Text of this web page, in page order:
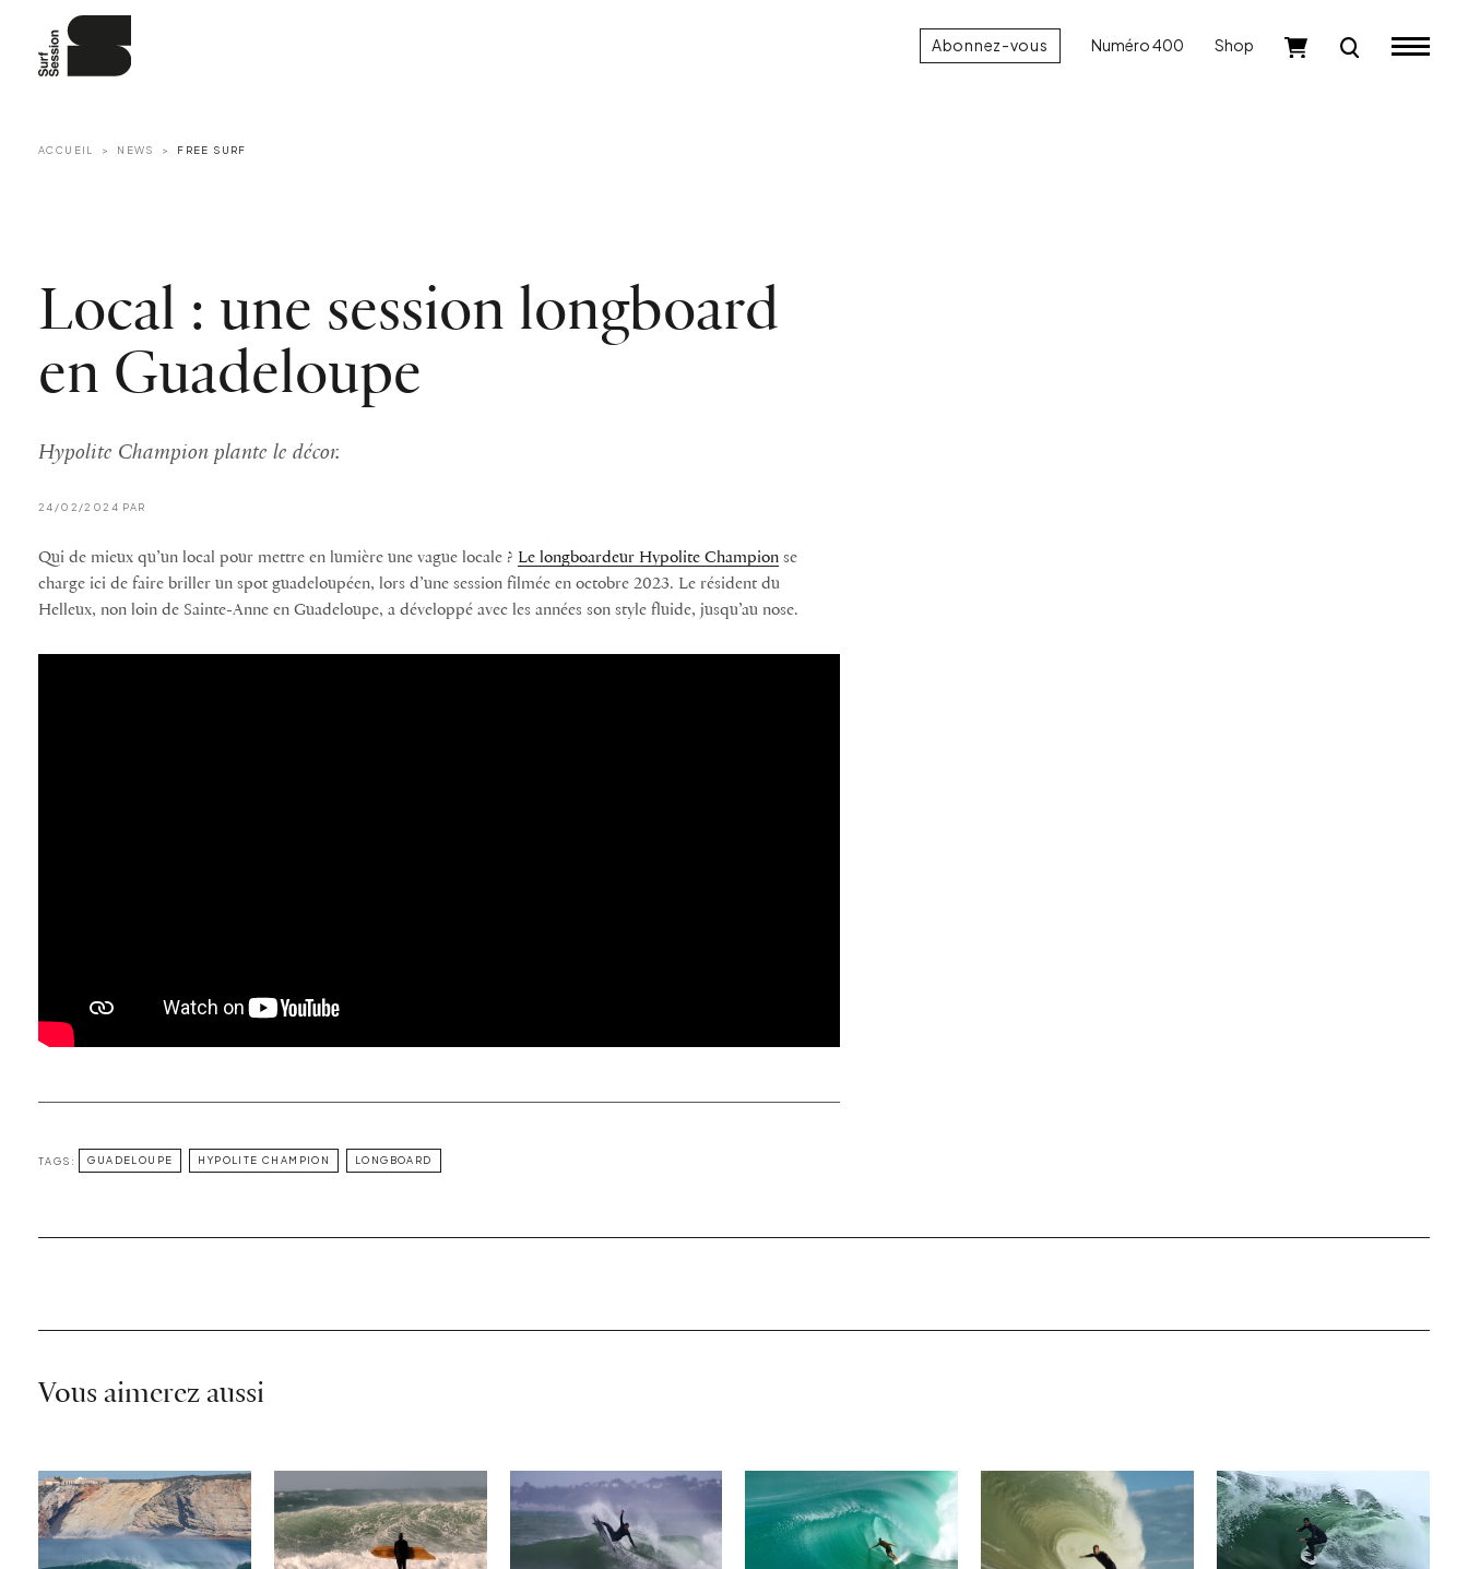
Abonnez-vous Numéro 400 Shop
ACCUEIL NEWS FREE SURF
Local : une session longboard
en Guadeloupe
Hypolite Champion plante le décor.
24/02/2024 PAR
Qui de mieux qu’un local pour mettre en lumière une vague locale ? Le longboardeur Hypolite Champion se
charge ici de faire briller un spot guadeloupéen, lors d’une session filmée en octobre 2023. Le résident du
Helleux, non loin de Sainte-Anne en Guadeloupe, a développé avec les années son style fluide, jusqu’au nose.
TAGS: GUADELOUPE HYPOLITE CHAMPION LONGBOARD
Vous aimerez aussi